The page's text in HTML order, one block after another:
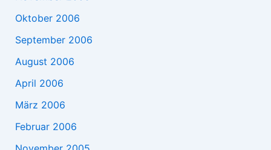
Oktober 2006
September 2006
August 2006
April 2006
März 2006
Februar 2006